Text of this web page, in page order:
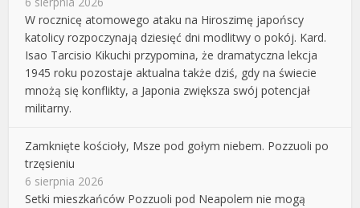
W rocznicę atomowego ataku na Hiroszimę japońscy
katolicy rozpoczynają dziesięć dni modlitwy o pokój. Kard.
Isao Tarcisio Kikuchi przypomina, że dramatyczna lekcja
1945 roku pozostaje aktualna także dziś, gdy na świecie
mnożą się konflikty, a Japonia zwiększa swój potencjał
militarny.
Zamknięte kościoły, Msze pod gołym niebem. Pozzuoli po
trzęsieniu
6 sierpnia 2026
Setki mieszkańców Pozzuoli pod Neapolem nie mogą